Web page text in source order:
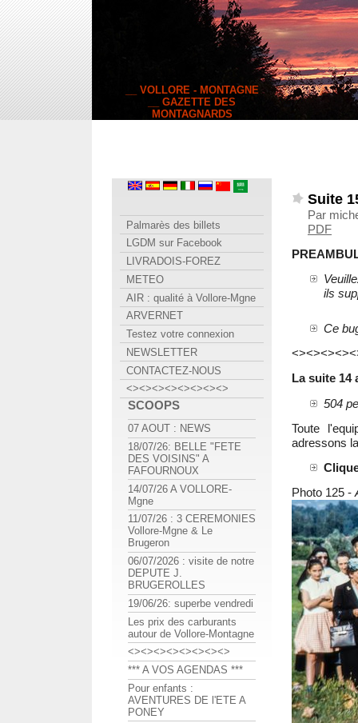
__ VOLLORE - MONTAGNE
__ GAZETTE DES
MONTAGNARDS
Suite
Par
PDF
ils
Ce
La suite 14
504
Toute
adressons
Photo 125 -
Palmarès des billets
LGDM sur Facebook
LIVRADOIS-FOREZ
METEO
AIR : qualité à Vollore-Mgne
ARVERNET
Testez votre connexion
NEWSLETTER
CONTACTEZ-NOUS
<><><><><><><><>
SCOOPS
07 AOUT : NEWS
18/07/26: BELLE "FETE
DES VOISINS" A
FAFOURNOUX
14/07/26 A VOLLORE-
Mgne
11/07/26 : 3 CEREMONIES
Vollore-Mgne & Le
Brugeron
06/07/2026 : visite de notre
DEPUTE J.
BRUGEROLLES
19/06/26: superbe vendredi
Les prix des carburants
autour de Vollore-Montagne
<><><><><><><><>
*** A VOS AGENDAS ***
Pour enfants :
AVENTURES DE l'ETE A
PONEY